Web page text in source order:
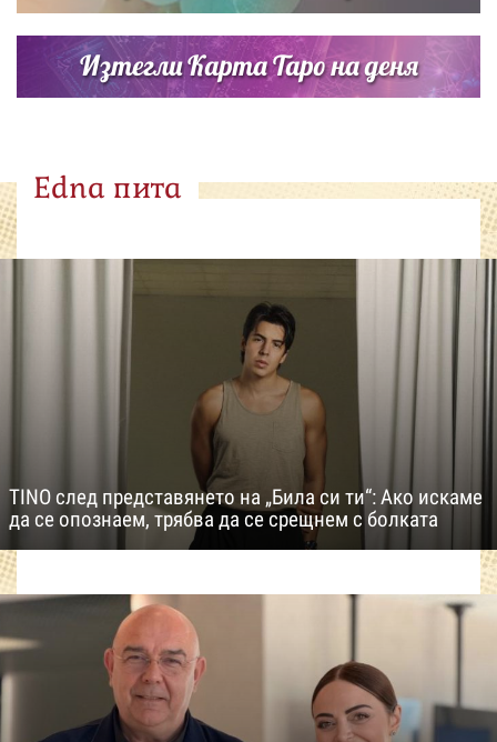
Изтегли Карта Таро на деня
Edna пита
TINO след представянето на „Била си ти“: Ако искаме
да се опознаем, трябва да се срещнем с болката